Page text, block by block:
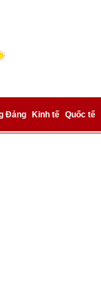
Đảng Kinh tế Quốc tế